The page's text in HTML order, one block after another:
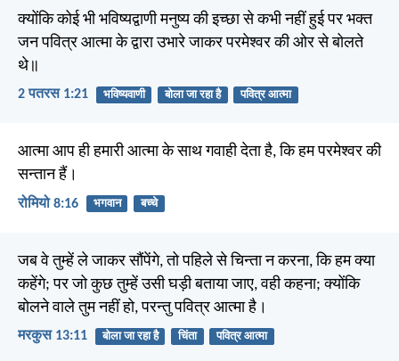
क्योंकि कोई भी भविष्यद्वाणी मनुष्य की इच्छा से कभी नहीं हुई पर भक्त
जन पवित्र आत्मा के द्वारा उभारे जाकर परमेश्वर की ओर से बोलते
थे॥
2 पतरस 1:21 भविष्यवाणी बोला जा रहा है पवित्र आत्मा
आत्मा आप ही हमारी आत्मा के साथ गवाही देता है, कि हम परमेश्वर की
सन्तान हैं।
रोमियो 8:16 भगवान बच्चे
जब वे तुम्हें ले जाकर सौंपेंगे, तो पहिले से चिन्ता न करना, कि हम क्या
कहेंगे; पर जो कुछ तुम्हें उसी घड़ी बताया जाए, वही कहना; क्योंकि
बोलने वाले तुम नहीं हो, परन्तु पवित्र आत्मा है।
मरकुस 13:11 बोला जा रहा है चिंता पवित्र आत्मा